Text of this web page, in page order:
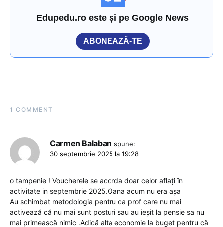
Edupedu.ro este și pe Google News
ABONEAZĂ-TE
1 COMMENT
Carmen Balaban spune:
30 septembrie 2025 la 19:28
o tampenie ! Voucherele se acorda doar celor aflați în
activitate in septembrie 2025.Oana acum nu era așa
Au schimbat metodologia pentru ca prof care nu mai
activează că nu mai sunt posturi sau au ieșit la pensie sa nu
mai primească nimic .Adică alta economie la buget pentru că